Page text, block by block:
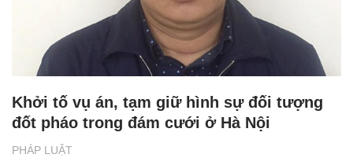
PHÁP LUẬT
Khởi tố vụ án, tạm giữ hình sự đối tượng
đốt pháo trong đám cưới ở Hà Nội